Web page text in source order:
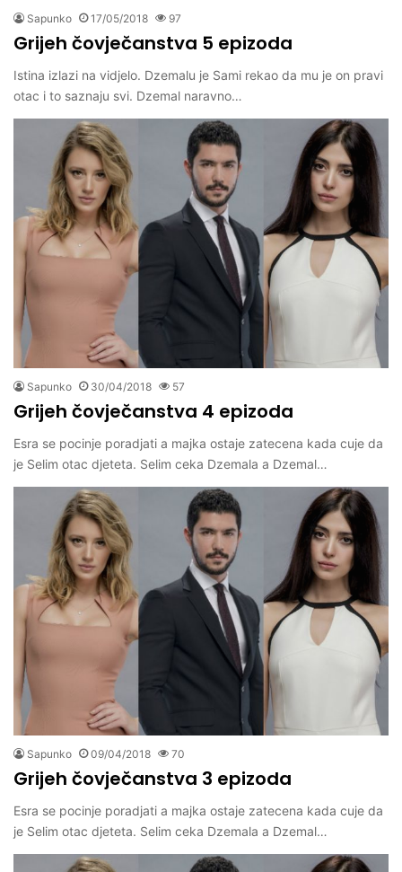
Sapunko 17/05/2018 97
Grijeh čovječanstva 5 epizoda
Istina izlazi na vidjelo. Dzemalu je Sami rekao da mu je on pravi
otac i to saznaju svi. Dzemal naravno…
Sapunko 30/04/2018 57
Grijeh čovječanstva 4 epizoda
Esra se pocinje poradjati a majka ostaje zatecena kada cuje da
je Selim otac djeteta. Selim ceka Dzemala a Dzemal…
Sapunko 09/04/2018 70
Grijeh čovječanstva 3 epizoda
Esra se pocinje poradjati a majka ostaje zatecena kada cuje da
je Selim otac djeteta. Selim ceka Dzemala a Dzemal…